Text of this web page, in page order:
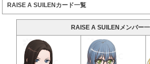
RAISE A SUILENカード一覧
RAISE A SUILENメンバー